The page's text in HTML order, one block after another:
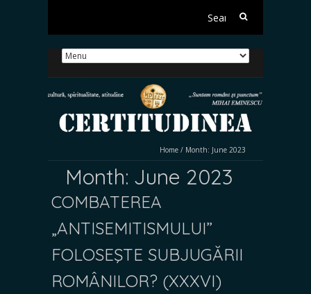
Search
Home / Month: June 2023
Month: June 2023
COMBATEREA
„ANTISEMITISMULUI”
FOLOSEŞTE SUBJUGĂRII
ROMÂNILOR? (XXXVI)